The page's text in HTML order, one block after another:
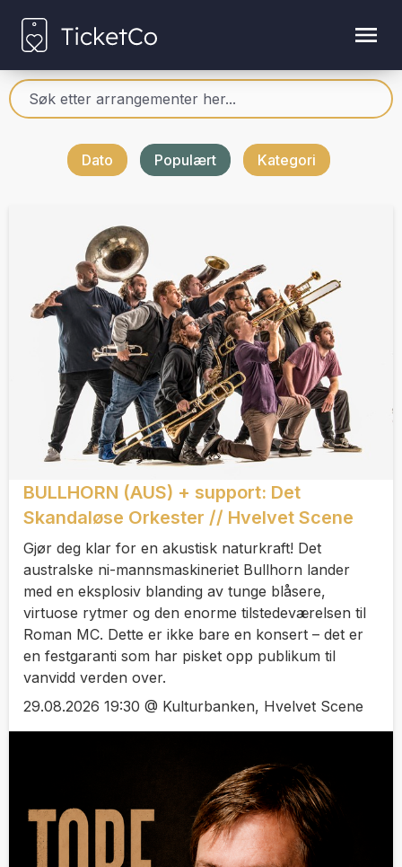
Dato Populært Kategori
BULLHORN (AUS) + support: Det
Skandaløse Orkester // Hvelvet Scene
Gjør deg klar for en akustisk naturkraft! Det
australske ni-mannsmaskineriet Bullhorn lander
med en eksplosiv blanding av tunge blåsere,
virtuose rytmer og den enorme tilstedeværelsen til
Roman MC. Dette er ikke bare en konsert – det er
en festgaranti som har pisket opp publikum til
vanvidd verden over.
29.08.2026 19:30 @ Kulturbanken, Hvelvet Scene